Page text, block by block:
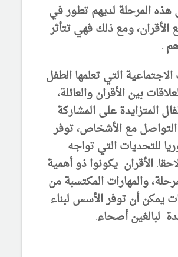
هذه المرحلة لديهم تطور في
الأقران، ومع ذلك فهي تتأثر
.
الاجتماعية التي تعلمها الطفل
بين الأقران والعائلة،
المتزايدة على المشاركة
التواصل مع الأشخاص، توفر
للتحديات التي تواجه
الأقران يكونوا ذو أهمية
والمهارات المكتسبة من
يمكن أن توفر الأسس لبناء
لبالغين أصحاء.